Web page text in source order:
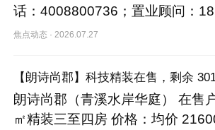
话：4008800736；置业顾问：
焦点动态 ·2026.07.27
【朗诗尚郡】科技精装在售，剩余
朗诗尚郡（青溪水岸华庭） 在售
㎡精装三至四房 价格：均价